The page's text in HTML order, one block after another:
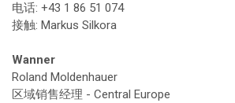
电话: +43 1 86 51 074
接触: Markus Silkora
Wanner
Roland Moldenhauer
区域销售经理 - Central Europe